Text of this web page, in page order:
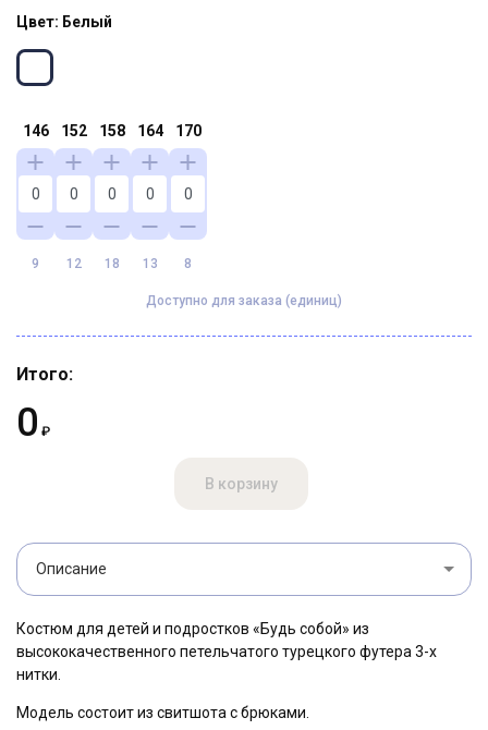
Цвет: Белый
146
9
152
12
158
18
164
13
170
8
Доступно для заказа (единиц)
Итого:
0 ₽
В корзину
Описание
Костюм для детей и подростков «Будь собой» из
высококачественного петельчатого турецкого футера 3-х
нитки.
Модель состоит из свитшота с брюками.